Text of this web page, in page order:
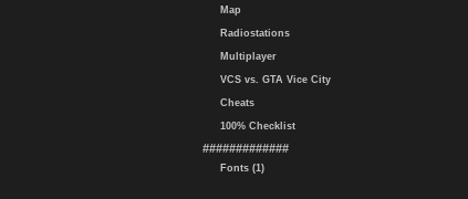
Map
Radiostations
Multiplayer
VCS vs. GTA Vice City
Cheats
100% Checklist
#############
Fonts (1)